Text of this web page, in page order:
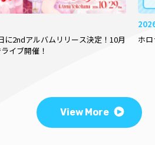
に2ndアルバムリリース決定！10月
イブ開催！
ホ
View More